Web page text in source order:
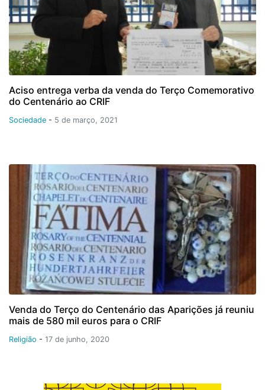
Aciso entrega verba da venda do Terço Comemorativo
do Centenário ao CRIF
Sociedade - 5 de março, 2021
Venda do Terço do Centenário das Aparições já reuniu
mais de 580 mil euros para o CRIF
Religião - 17 de junho, 2020